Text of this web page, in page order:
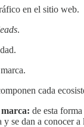
en el sitio web.
.
cada
de esta
y se dan a conocer a